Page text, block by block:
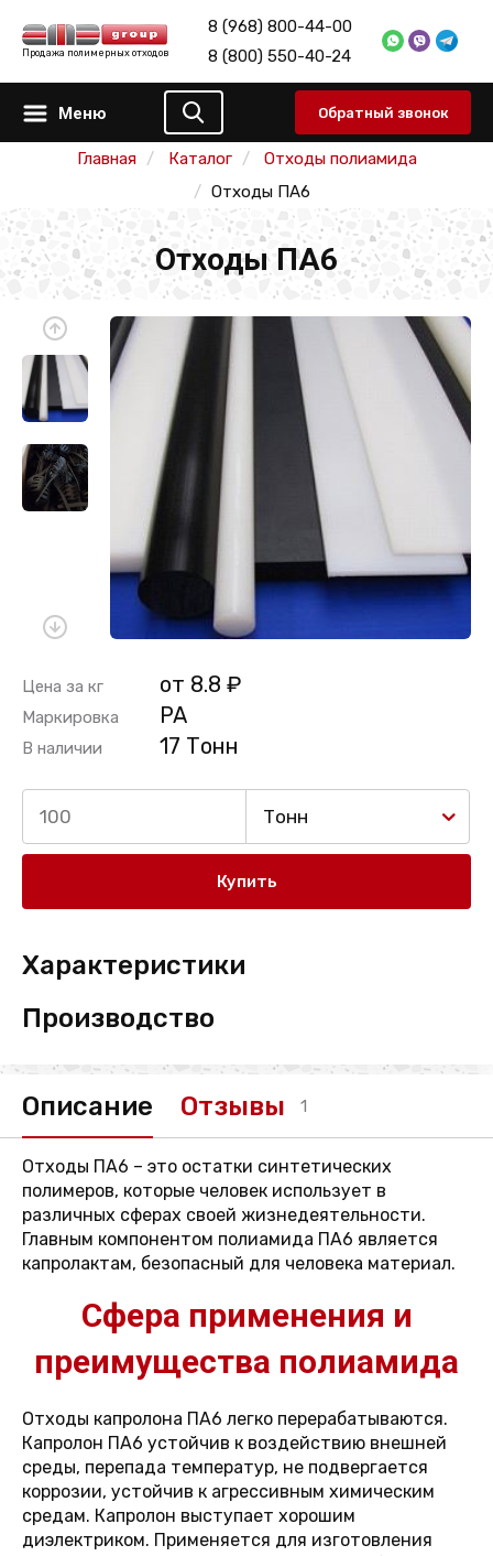
Продажа полимерных отходов
8 (968) 800-44-00
8 (800) 550-40-24
Меню Обратный звонок
Главная Каталог
Отходы полиамида
Отходы ПА6
Отходы ПА6
Цена за кг от 8.8 ₽
Маркировка PA
В наличии 17 Тонн
Тонн
Купить
Характеристики
Производство
Описание Отзывы 1
Отходы ПА6 – это остатки синтетических
полимеров, которые человек использует в
различных сферах своей жизнедеятельности.
Главным компонентом полиамида ПА6 является
капролактам, безопасный для человека материал.
Сфера применения и
преимущества полиамида
Отходы капролона ПА6 легко перерабатываются.
Капролон ПА6 устойчив к воздействию внешней
среды, перепада температур, не подвергается
коррозии, устойчив к агрессивным химическим
средам. Капролон выступает хорошим
диэлектриком. Применяется для изготовления